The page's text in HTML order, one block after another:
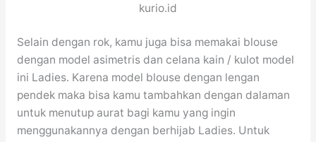
kurio.id
Selain dengan rok, kamu juga bisa memakai blouse
dengan model asimetris dan celana kain / kulot model
ini Ladies. Karena model blouse dengan lengan
pendek maka bisa kamu tambahkan dengan dalaman
untuk menutup aurat bagi kamu yang ingin
menggunakannya dengan berhijab Ladies. Untuk